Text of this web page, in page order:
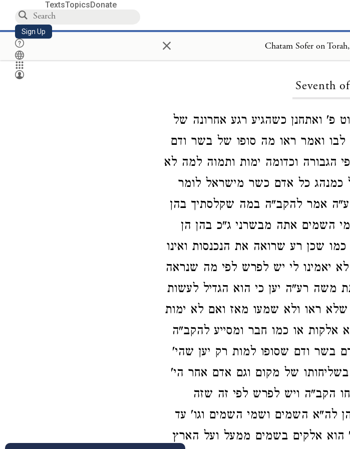
TextsTopicsDonate
Sign Up × Chatam Sofer on
Seventh
פ' ואתחנן כשהגיע רגע אחרונה של
לבו ואמר ראו מה סופו של בשר ודם
הגבורה וכדומה ימות ותמוה למה לא
כל אדם כשר מישראל לומר
ע"ה אמר להקב"ה במה שקלסתיך בהן
השמים אתה מבשרני ג"כ בהן הן
שכן רע שרואה את הנכנסות ואינו
יאמינו לי יש לפרש לפי מה שנראה
משה רע"ה יען כי הוא הגדיל לעשות
שלא ראו ולא שמעו מאז ואם לא ימות
אלקות או כמו חבר ומסייע להקב"ה
בשר ודם שסופו למות רק יען שהי'
של מקום וגם אדם אחר הי'
הקב"ה ויש לפרש לפי זה שזה
לה"א השמים ושמי השמים וגו' עד
הוא אלקים בשמים ממעל ועל הארץ